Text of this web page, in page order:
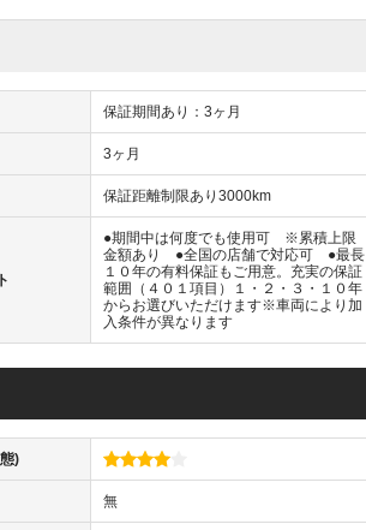
保証期間あり：3ヶ月
3ヶ月
保証距離制限あり3000km
●期間中は何度でも使用可 ※累積上限
金額あり ●全国の店舗で対応可 ●最長
１０年の有料保証もご用意。充実の保証
範囲（４０１項目）１・２・３・１０年
からお選びいただけます※車両により加
入条件が異なります
)
無